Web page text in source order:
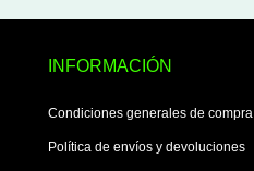
INFORMACIÓN
Condiciones generales de compra
Política de envíos y devoluciones